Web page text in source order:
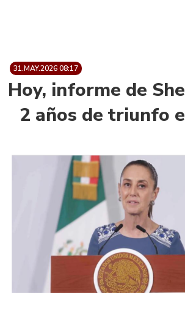
31.MAY.2026 08:17
Hoy, informe de
2 años de triunfo